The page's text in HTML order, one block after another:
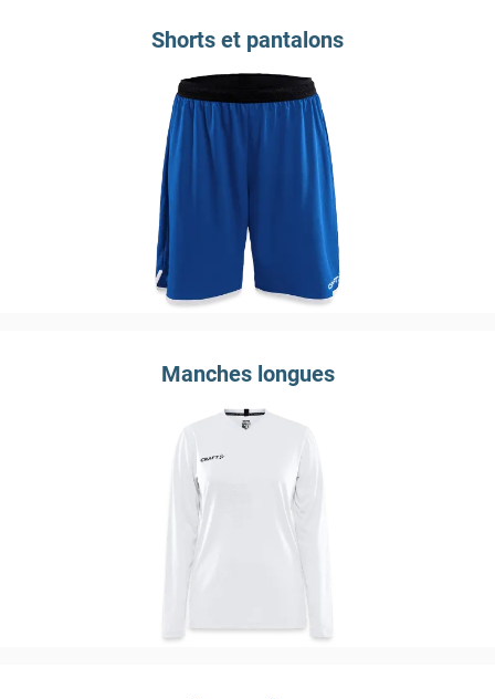
Shorts et pantalons
Manches longues